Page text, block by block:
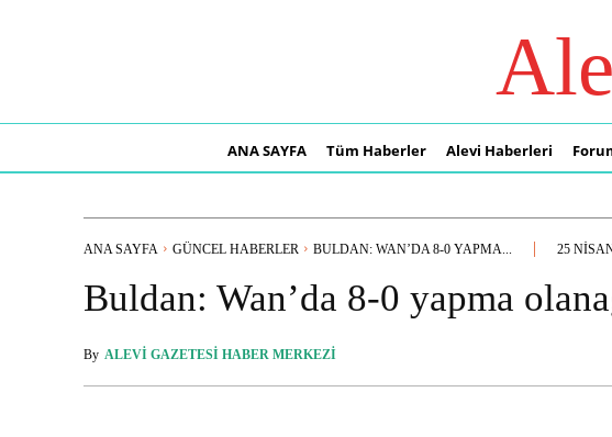
ANA SAYFA Tüm Haberler Alevi Haberleri
ANA SAYFA GÜNCEL HABERLER BULDAN: WAN’DA 8-0 YAPMA... 25
Buldan: Wan’da 8-0 yapma
By ALEVI GAZETESI HABER MERKEZI